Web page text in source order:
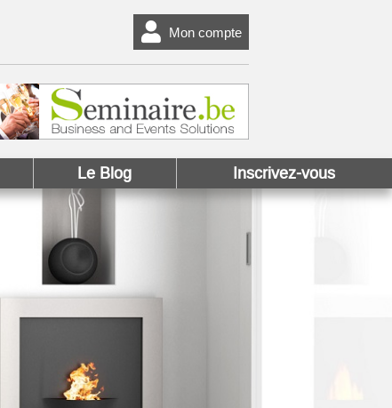
Mon compte
Le Blog Inscrivez-vous